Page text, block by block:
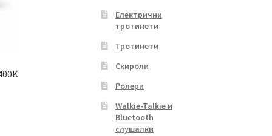
Електрични
тротинети
Тротинети
Скироли
Ролери
Walkie-Talkie и
Bluetooth
слушалки